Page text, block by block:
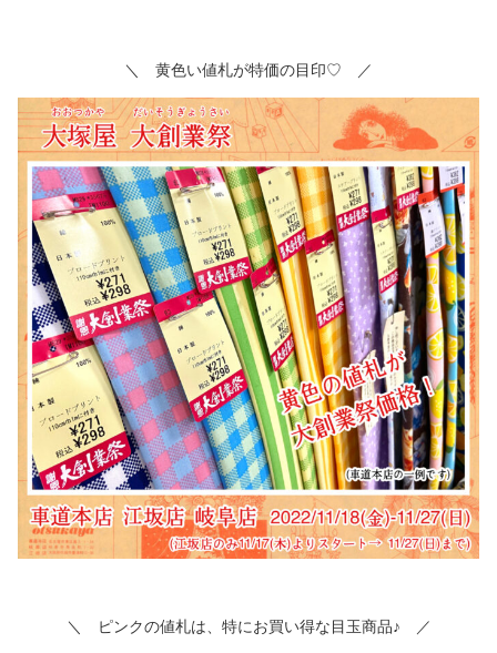
＼ 黄色い値札が特価の目印♡ ／
＼ ピンクの値札は、特にお買い得な目玉商品♪ ／